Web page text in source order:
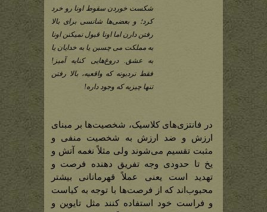
شکست خوردن سقوط اونا رو خرد
کرد؛ و بعضی‌ها شانسی برای بالا
رفتن دارن اما اونا قبول نمیکنن اونا
به مملکت می چسبن یا به خدایان یا
به عشق. دروغ‌هایی کنایه آمیز!
فقط نردبونه که واقعیه، بالا رفتن
تنها چیزیه که وجود داره!
در فانتزی‌های کلاسیک، شخصیت‌ها بر مبنای
ارزش و ضد ارزش به شخصیت منفی و
مثبت تقسیم می‌شوند ولی مثلاً نغمه آتش و
یخ تا حدودی وجه تفریق دهنده فرصت و
تهدید است یعنی عملاً قهرمانانی بیشتر
محبوب‌اند که از فرصت‌ها با توجه به کیاست
و فراست خود استفاده کنند مثل تایوین و